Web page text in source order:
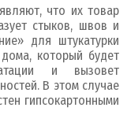
что их товар
стыков, швов и
для штукатурки
который будет
и вызовет
В этом случае
гипсокартонными